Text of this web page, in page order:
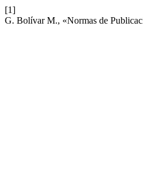
[1]
G. Bolívar M., «Normas de